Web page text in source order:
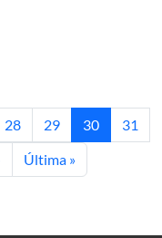
Página
28 Página
29 Página
30
31
página
Última página
Última »